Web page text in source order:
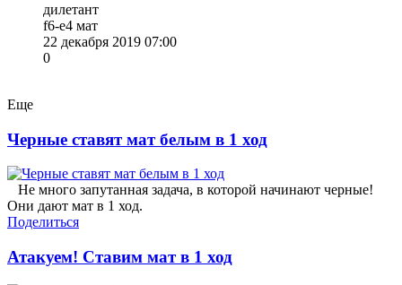
дилетант
f6-e4 мат
22 декабря 2019 07:00
0
Еще
Черные ставят мат белым в 1 ход
Не много запутанная задача, в которой начинают черные!
Они дают мат в 1 ход.
Поделиться
Атакуем! Ставим мат в 1 ход